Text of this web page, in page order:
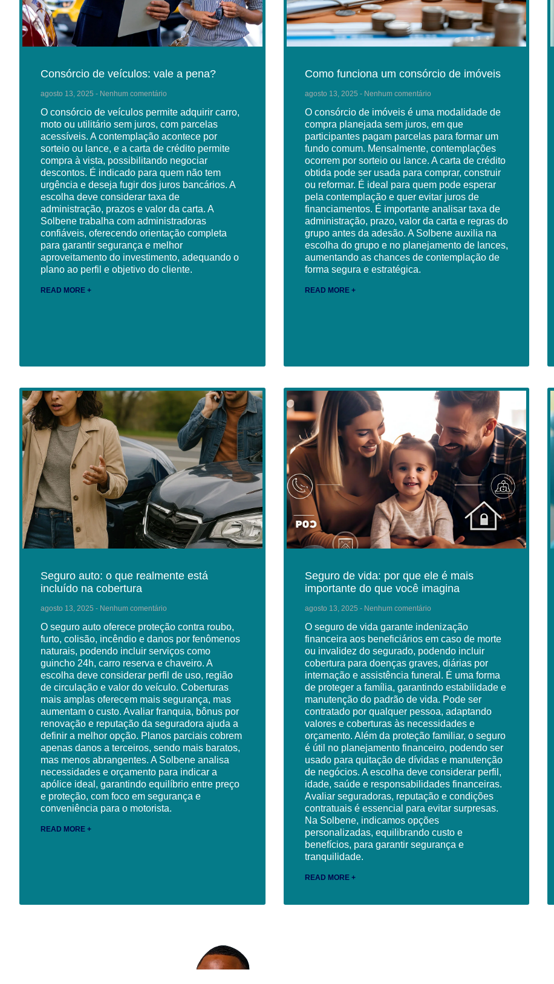
Consórcio de veículos: vale a pena?
agosto 13, 2025 Nenhum comentário
O consórcio de veículos permite adquirir carro,
moto ou utilitário sem juros, com parcelas
acessíveis. A contemplação acontece por
sorteio ou lance, e a carta de crédito permite
compra à vista, possibilitando negociar
descontos. É indicado para quem não tem
urgência e deseja fugir dos juros bancários. A
escolha deve considerar taxa de
administração, prazos e valor da carta. A
Solbene trabalha com administradoras
confiáveis, oferecendo orientação completa
para garantir segurança e melhor
aproveitamento do investimento, adequando o
plano ao perfil e objetivo do cliente.
READ MORE +
Como funciona um consórcio de imóveis
agosto 13, 2025 Nenhum comentário
O consórcio de imóveis é uma modalidade de
compra planejada sem juros, em que
participantes pagam parcelas para formar um
fundo comum. Mensalmente, contemplações
ocorrem por sorteio ou lance. A carta de crédito
obtida pode ser usada para comprar, construir
ou reformar. É ideal para quem pode esperar
pela contemplação e quer evitar juros de
financiamentos. É importante analisar taxa de
administração, prazo, valor da carta e regras do
grupo antes da adesão. A Solbene auxilia na
escolha do grupo e no planejamento de lances,
aumentando as chances de contemplação de
forma segura e estratégica.
READ MORE +
Seguro auto: o que realmente está
incluído na cobertura
agosto 13, 2025 Nenhum comentário
O seguro auto oferece proteção contra roubo,
furto, colisão, incêndio e danos por fenômenos
naturais, podendo incluir serviços como
guincho 24h, carro reserva e chaveiro. A
escolha deve considerar perfil de uso, região
de circulação e valor do veículo. Coberturas
mais amplas oferecem mais segurança, mas
aumentam o custo. Avaliar franquia, bônus por
renovação e reputação da seguradora ajuda a
definir a melhor opção. Planos parciais cobrem
apenas danos a terceiros, sendo mais baratos,
mas menos abrangentes. A Solbene analisa
necessidades e orçamento para indicar a
apólice ideal, garantindo equilíbrio entre preço
e proteção, com foco em segurança e
conveniência para o motorista.
READ MORE +
Seguro de vida: por que ele é mais
importante do que você imagina
agosto 13, 2025 Nenhum comentário
O seguro de vida garante indenização
financeira aos beneficiários em caso de morte
ou invalidez do segurado, podendo incluir
cobertura para doenças graves, diárias por
internação e assistência funeral. É uma forma
de proteger a família, garantindo estabilidade e
manutenção do padrão de vida. Pode ser
contratado por qualquer pessoa, adaptando
valores e coberturas às necessidades e
orçamento. Além da proteção familiar, o seguro
é útil no planejamento financeiro, podendo ser
usado para quitação de dívidas e manutenção
de negócios. A escolha deve considerar perfil,
idade, saúde e responsabilidades financeiras.
Avaliar seguradoras, reputação e condições
contratuais é essencial para evitar surpresas.
Na Solbene, indicamos opções
personalizadas, equilibrando custo e
benefícios, para garantir segurança e
tranquilidade.
READ MORE +